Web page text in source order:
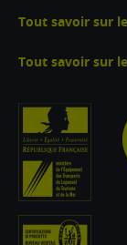
Tout savoir sur
Tout savoir sur